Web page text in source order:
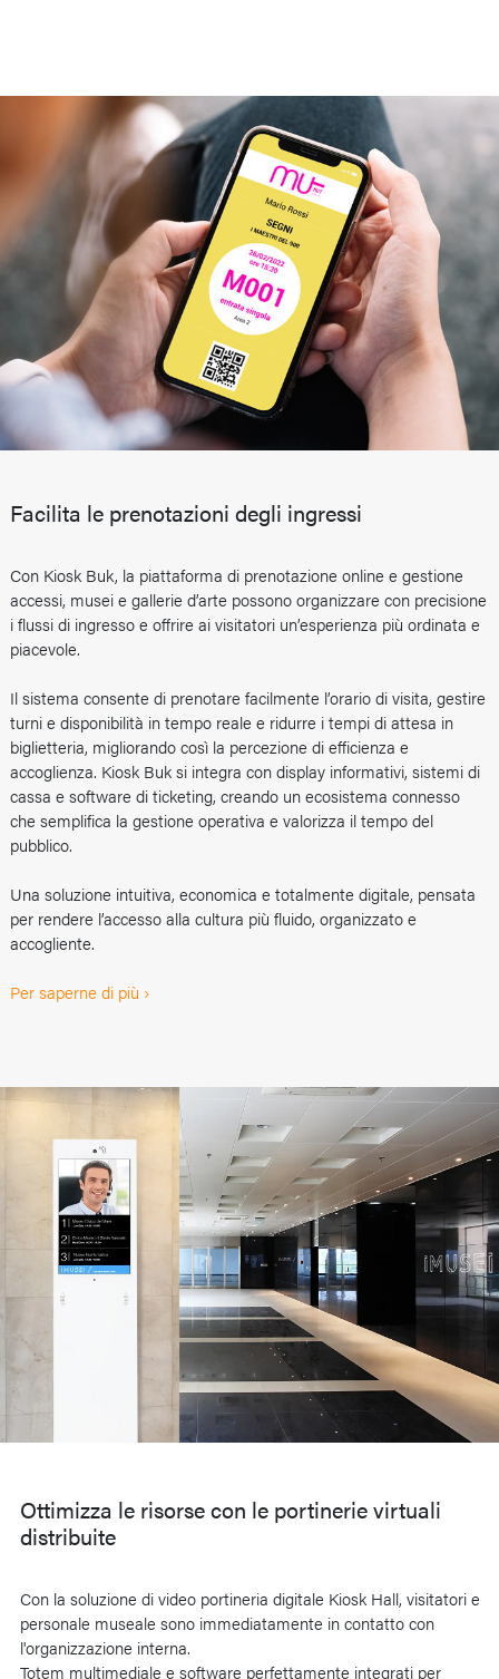
Facilita le prenotazioni degli ingressi
Con Kiosk Buk, la piattaforma di prenotazione online e gestione
accessi, musei e gallerie d’arte possono organizzare con precisione
i flussi di ingresso e offrire ai visitatori un’esperienza più ordinata e
piacevole.
Il sistema consente di prenotare facilmente l’orario di visita, gestire
turni e disponibilità in tempo reale e ridurre i tempi di attesa in
biglietteria, migliorando così la percezione di efficienza e
accoglienza. Kiosk Buk si integra con display informativi, sistemi di
cassa e software di ticketing, creando un ecosistema connesso
che semplifica la gestione operativa e valorizza il tempo del
pubblico.
Una soluzione intuitiva, economica e totalmente digitale, pensata
per rendere l’accesso alla cultura più fluido, organizzato e
accogliente.
Per saperne di più ›
Ottimizza le risorse con le portinerie virtuali
distribuite
Con la soluzione di video portineria digitale Kiosk Hall, visitatori e
personale museale sono immediatamente in contatto con
l'organizzazione interna.
Totem multimediale e software perfettamente integrati per